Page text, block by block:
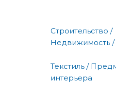
Строительство /
Недвижимость
Текстиль /
интерьера